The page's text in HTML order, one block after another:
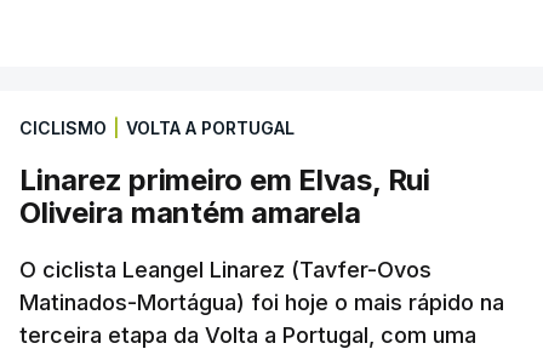
CICLISMO VOLTA A PORTUGAL
Linarez primeiro em Elvas, Rui
Oliveira mantém amarela
O ciclista Leangel Linarez (Tavfer-Ovos
Matinados-Mortágua) foi hoje o mais rápido na
terceira etapa da Volta a Portugal, com uma